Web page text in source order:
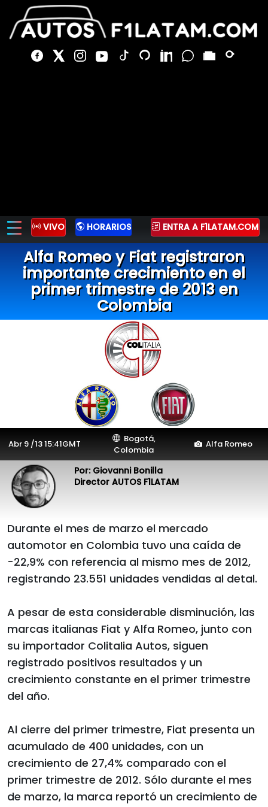
VIVO HORARIOS ENTRA A F1LATAM.COM
Alfa Romeo y Fiat registraron
importante crecimiento en el
primer trimestre de 2013 en
Colombia
Abr 9 /13 15:41GMT
Bogotá,
Colombia
Alfa Romeo
Por: Giovanni Bonilla
Director AUTOS F1LATAM
Durante el mes de marzo el mercado
automotor en Colombia tuvo una caída de
-22,9% con referencia al mismo mes de 2012,
registrando 23.551 unidades vendidas al detal.
A pesar de esta considerable disminución, las
marcas italianas Fiat y Alfa Romeo, junto con
su importador Colitalia Autos, siguen
registrado positivos resultados y un
crecimiento constante en el primer trimestre
del año.
Al cierre del primer trimestre, Fiat presenta un
acumulado de 400 unidades, con un
crecimiento de 27,4% comparado con el
primer trimestre de 2012. Sólo durante el mes
de marzo, la marca reportó un crecimiento de